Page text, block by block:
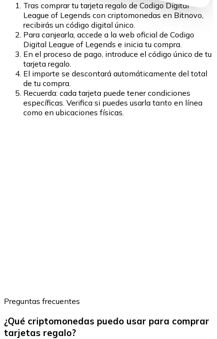
Tras comprar tu tarjeta regalo de Codigo Digital
League of Legends con criptomonedas en Bitnovo,
recibirás un código digital único.
Para canjearla, accede a la web oficial de Codigo
Digital League of Legends e inicia tu compra.
En el proceso de pago, introduce el código único de tu
tarjeta regalo.
El importe se descontará automáticamente del total
de tu compra.
Recuerda: cada tarjeta puede tener condiciones
específicas. Verifica si puedes usarla tanto en línea
como en ubicaciones físicas.
Preguntas frecuentes
¿Qué criptomonedas puedo usar para comprar
tarjetas regalo?